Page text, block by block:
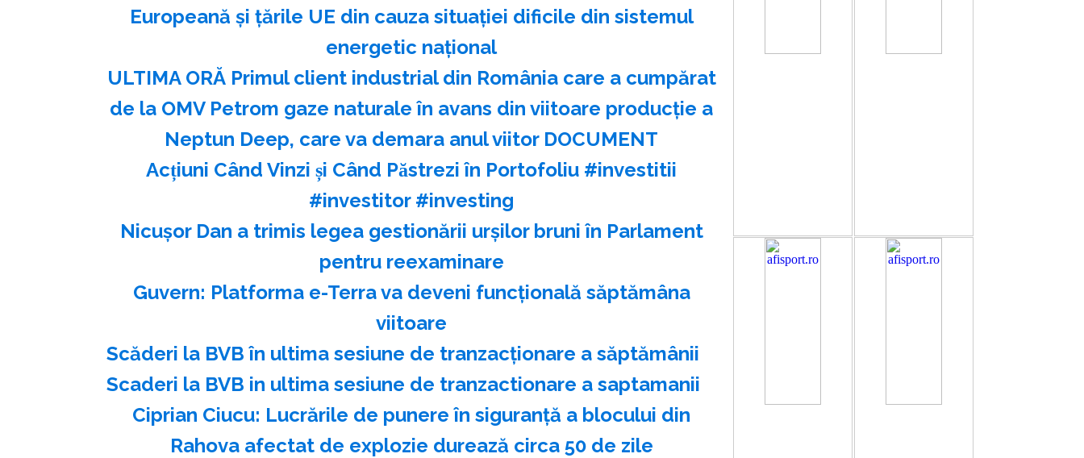
Europeană și țările UE din cauza situației dificile din sistemul
energetic național
ULTIMA ORĂ Primul client industrial din România care a cumpărat
de la OMV Petrom gaze naturale în avans din viitoare producție a
Neptun Deep, care va demara anul viitor DOCUMENT
Acțiuni Când Vinzi și Când Păstrezi în Portofoliu #investitii
#investitor #investing
Nicuşor Dan a trimis legea gestionării urşilor bruni în Parlament
pentru reexaminare
Guvern: Platforma e-Terra va deveni funcţională săptămâna
viitoare
Scăderi la BVB în ultima sesiune de tranzacţionare a săptămânii
Scaderi la BVB in ultima sesiune de tranzactionare a saptamanii
Ciprian Ciucu: Lucrările de punere în siguranţă a blocului din
Rahova afectat de explozie durează circa 50 de zile